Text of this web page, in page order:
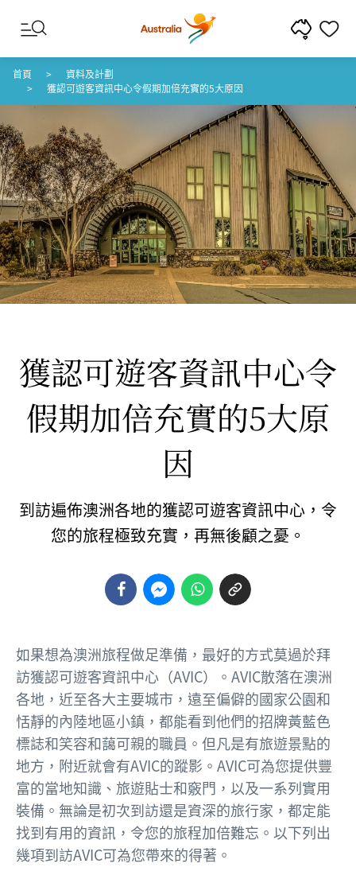
跳至內容
跳至頁尾導覽
首頁
資料及計劃
獲認可遊客資訊中心令假期加倍充實的5大原因
獲認可遊客資訊中心令
假期加倍充實的5大原
因
到訪遍佈澳洲各地的獲認可遊客資訊中心，令
您的旅程極致充實，再無後顧之憂。
如果想為澳洲旅程做足準備，最好的方式莫過於拜
訪獲認可遊客資訊中心（AVIC）。AVIC散落在澳洲
各地，近至各大主要城市，遠至偏僻的國家公園和
恬靜的內陸地區小鎮，都能看到他們的招牌黃藍色
標誌和笑容和藹可親的職員。但凡是有旅遊景點的
地方，附近就會有AVIC的蹤影。AVIC可為您提供豐
富的當地知識、旅遊貼士和竅門，以及一系列實用
裝備。無論是初次到訪還是資深的旅行家，都定能
找到有用的資訊，令您的旅程加倍難忘。以下列出
幾項到訪AVIC可為您帶來的得著。